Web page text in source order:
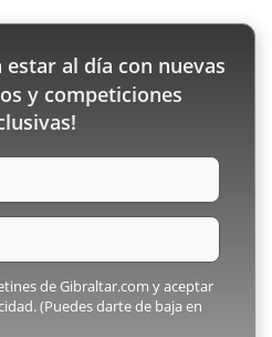
estar al día con nuevas
y competiciones
de Gibraltar.com y aceptar
(Puedes darte de baja en